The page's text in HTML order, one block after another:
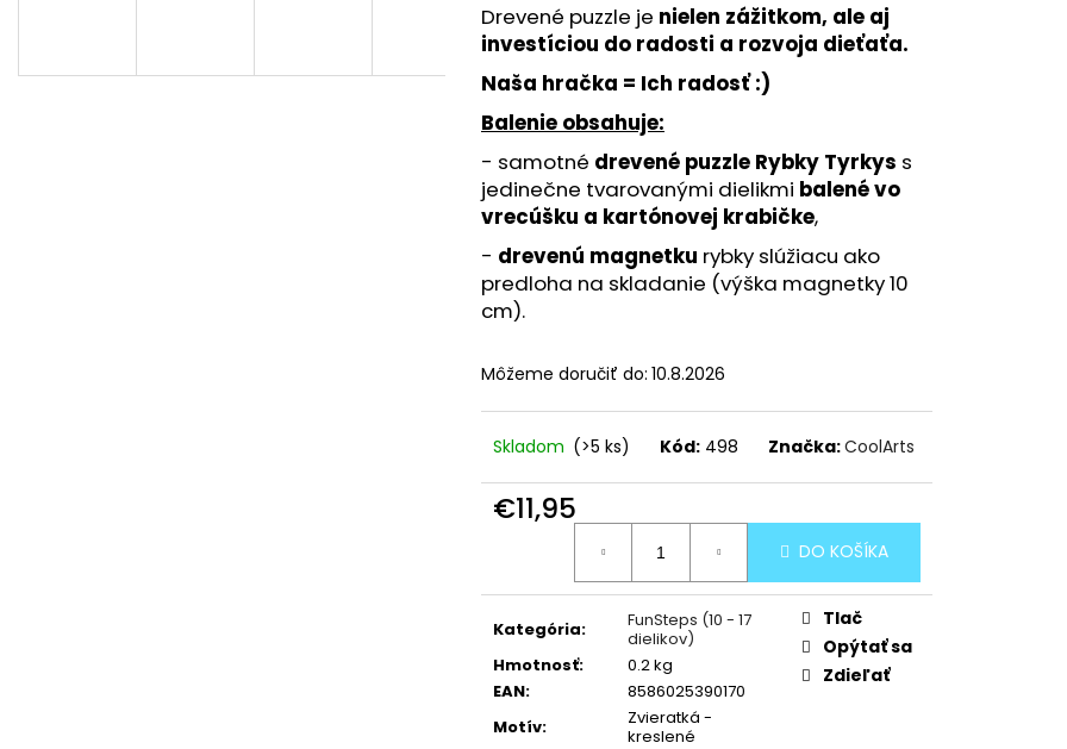
Drevené puzzle je nielen zážitkom, ale aj
investíciou do radosti a rozvoja dieťaťa.
Naša hračka = Ich radosť :)
Balenie obsahuje:
- samotné drevené puzzle Rybky Tyrkys s
jedinečne tvarovanými dielikmi balené vo
vrecúšku a kartónovej krabičke,
- drevenú magnetku rybky slúžiacu ako
predloha na skladanie (výška magnetky 10
cm).
Môžeme doručiť do: 10.8.2026
Skladom (>5 ks) Kód: 498 Značka:CoolArts
€11,95
Jednotková
DO KOŠÍKA
Kategória:
FunSteps (10 - 17
dielikov)
Hmotnosť:
0.2 kg
EAN:
8586025390170
Motív:
Zvieratká -
kreslené
Tlač
Opýtať sa
Zdieľať